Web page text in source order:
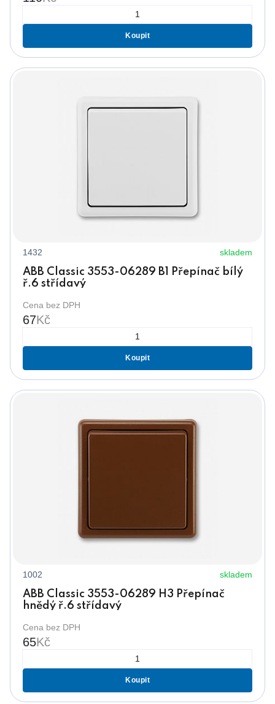
Koupit
1432 skladem
ABB Classic 3553-06289 B1 Přepínač bílý
ř.6 střídavý
Cena bez DPH
67Kč
Koupit
1002 skladem
ABB Classic 3553-06289 H3 Přepínač
hnědý ř.6 střídavý
Cena bez DPH
65Kč
Koupit